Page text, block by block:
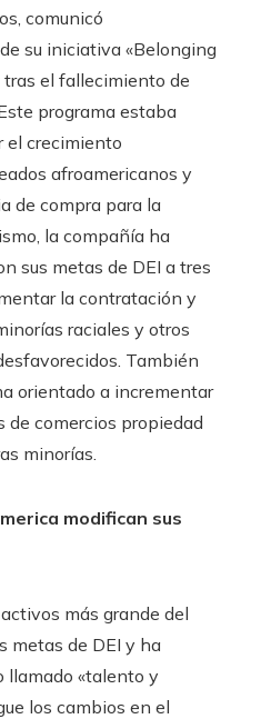
comunicó
su iniciativa «Belonging
tras el fallecimiento de
programa estaba
el crecimiento
afroamericanos y
de compra para la
la compañía ha
sus metas de DEI a tres
la contratación y
raciales y otros
También
orientado a incrementar
de comercios propiedad
minorías.
modifican sus
más grande del
metas de DEI y ha
llamado «talento y
los cambios en el